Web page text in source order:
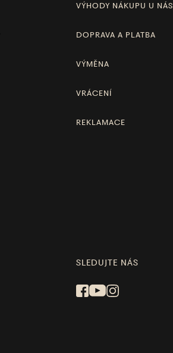
VÝHODY NÁKUPU U NÁS
DOPRAVA A PLATBA
VÝMĚNA
VRÁCENÍ
REKLAMACE
SLEDUJTE NÁS